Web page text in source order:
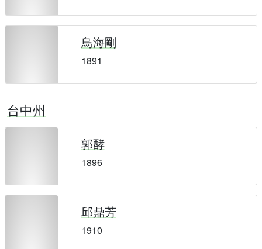
鳥海剛
1891
台中州
郭酵
1896
邱鼎芳
1910